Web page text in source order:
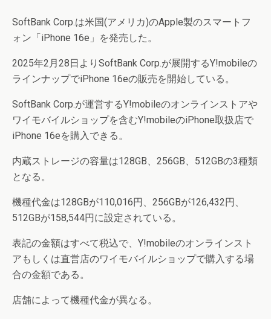
SoftBank Corp.は米国(アメリカ)のApple製のスマートフ
ォン「iPhone 16e」を発売した。
2025年2月28日よりSoftBank Corp.が展開するY!mobileの
ラインナップでiPhone 16eの販売を開始している。
SoftBank Corp.が運営するY!mobileのオンラインストアや
ワイモバイルショップを含むY!mobileのiPhone取扱店で
iPhone 16eを購入できる。
内蔵ストレージの容量は128GB、256GB、512GBの3種類
となる。
機種代金は128GBが110,016円、256GBが126,432円、
512GBが158,544円に設定されている。
表記の金額はすべて税込で、Y!mobileのオンラインスト
アもしくは直営店のワイモバイルショップで購入する場
合の金額である。
店舗によって機種代金が異なる。